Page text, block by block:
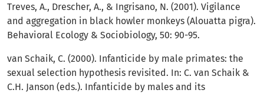
Treves, A., Drescher, A., & Ingrisano, N. (2001). Vigilance
and aggregation in black howler monkeys (Alouatta pigra).
Behavioral Ecology & Sociobiology, 50: 90-95.
van Schaik, C. (2000). Infanticide by male primates: the
sexual selection hypothesis revisited. In: C. van Schaik &
C.H. Janson (eds.). Infanticide by males and its